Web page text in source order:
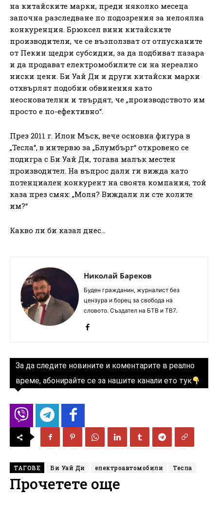
на китайските марки, преди няколко месеца
започна разследване по подозрения за нелоялна
конкуренция. Брюксел вини китайските
производители, че се възползват от отпусканите
от Пекин щедри субсидии, за да подбиват пазара
и да продават електромобилите си на нереално
ниски цени. Би Уай Ди и други китайски марки
отхвърлят подобни обвинения като
неоснователни и твърдят, че „производството им
просто е по-ефективно“.
През 2011 г. Илон Мъск, вече основна фигура в
„Тесла“, в интервю за „Блумбърг“ откровено се
подигра с Би Уай Ди, тогава малък местен
производител. На въпрос дали ги вижда като
потенциален конкурент на своята компания, той
каза през смях: „Моля? Виждали ли сте колите
им?“
Какво ли би казал днес…
Николай Бареков
Буден гражданин, журналист без
цензура и борец за свобода на
словото. Създател на БТВ и ТВ7.
За да следите новините и коментарите в реално
време, абонирайте се за нашите канали ето тук
ТАГОВЕ Би Уай Ди електроавтомобили Тесла
Прочетете още